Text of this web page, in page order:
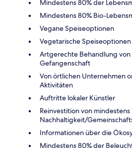
Mindestens 80% der
Mindestens 80% Bio-
Vegane Speiseoptionen
Vegetarische Speiseoptionen
Artgerechte Behandlung
Gefangenschaft
Von örtlichen Unternehmen
Aktivitäten
Auftritte lokaler Künstler
Reinvestition von
Nachhaltigkeit/
Informationen über die
Mindestens 80% der